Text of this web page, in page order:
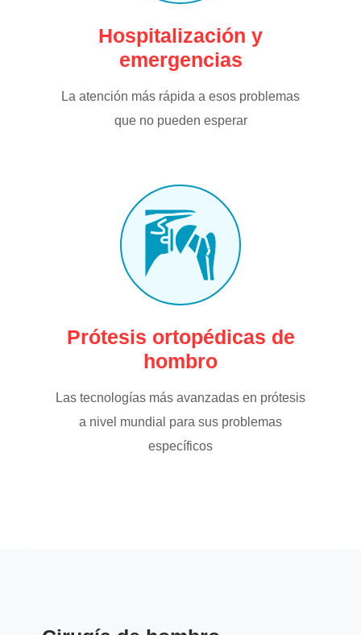
Hospitalización y
emergencias
La atención más rápida a esos problemas
que no pueden esperar
Prótesis ortopédicas de
hombro
Las tecnologías más avanzadas en prótesis
a nivel mundial para sus problemas
específicos